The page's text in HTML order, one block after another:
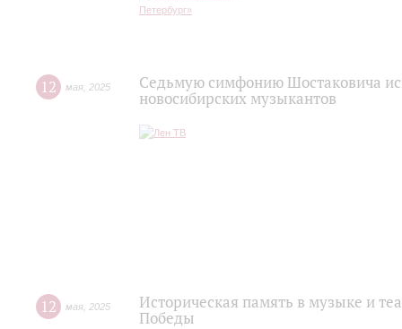
12 мая 2025
Седьмую симфонию Шостаковича
новосибирских музыкантов
12 мая 2025
Историческая память в музыке и
Победы